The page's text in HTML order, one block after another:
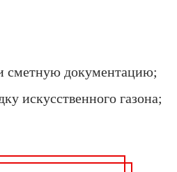
сметную документацию;
искусственного газона;